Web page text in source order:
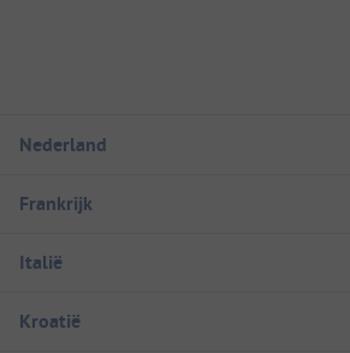
Nederland
Frankrijk
Italië
Kroatië